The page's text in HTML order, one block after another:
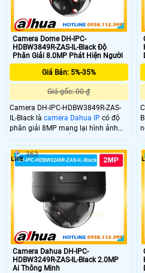
Camera Dome DH-IPC-
HDBW3849R-ZAS-IL-Black Độ
Phân Giải 8.0MP Phát Hiện Người
Giá Bán: 5%-35%
Giá gốc: 00 ₫
Camera DH-IPC-HDBW3849R-ZAS-
IL-Black là camera Dahua IP có độ
phân giải 8MP mang lại hình ảnh
sắc nét vượt trội. Ống kính zoom
2.7–13.5mm điều chỉnh linh hoạt
góc nhìn. Công nghệ WDR 120dB
cân bằng sáng hiệu quả kết hợp đèn
hồng ngoại và ánh sáng ấm tầm xa
50m đảm bảo giám sát rõ ràng cả
ngày lẫn đêm.
Camera Dahua DH-IPC-
HDBW3249R-ZAS-IL-Black 2.0MP
Ai Thông Minh
363